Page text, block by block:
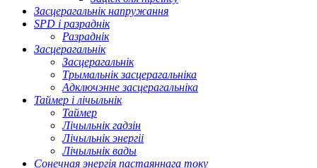
Засцерагальнік напружання
SPD і разраднік
Разраднік
Засцерагальнік
Засцерагальнік
Трымальнік засцерагальніка
Адключэнне засцерагальніка
Таймер і лічыльнік
Таймер
Лічыльнік гадзін
Лічыльнік энергіі
Лічыльнік вады
Сонечная энергія пастаяннага току